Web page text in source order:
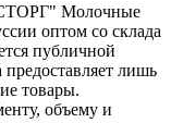
Молочные
оптом со склада
публичной
лишь
товары.
объему и